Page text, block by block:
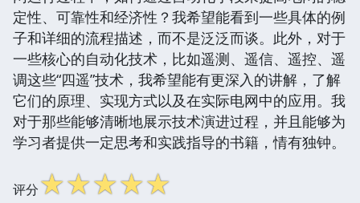
定性、可靠性和经济性？我希望能看到一些具体的例
子和详细的流程描述，而不是泛泛而谈。此外，对于
一些核心的自动化技术，比如遥测、遥信、遥控、遥
调这些“四遥”技术，我希望能有更深入的讲解，了解
它们的原理、实现方式以及在实际电网中的应用。我
对于那些能够清晰地展示技术演进过程，并且能够为
学习者提供一定思考和实践指导的书籍，情有独钟。
评分☆☆☆☆☆